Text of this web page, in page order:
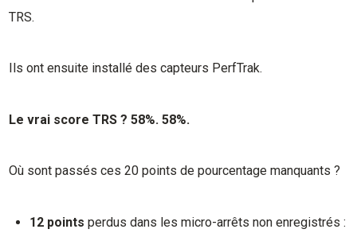
TRS.
Ils ont ensuite installé des capteurs PerfTrak.
Le vrai score TRS ? 58%. 58%.
Où sont passés ces 20 points de pourcentage manquants ?
12 pointsperdus dans les micro-arrêts non enregistrés :